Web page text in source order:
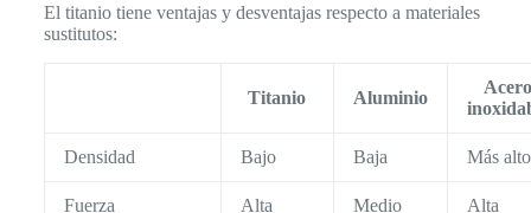
El titanio tiene ventajas y desventajas respecto a materiales
sustitutos:
Titanio Aluminio
Densidad Bajo Baja Más alto
Fuerza Alta Medio Alta